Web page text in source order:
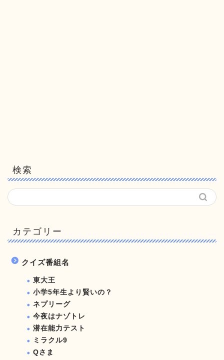
検索
カテゴリー
クイズ番組名
東大王
小学5年生より賢いの？
ネプリーグ
今夜はナゾトレ
潜在能力テスト
ミラクル9
Qさま